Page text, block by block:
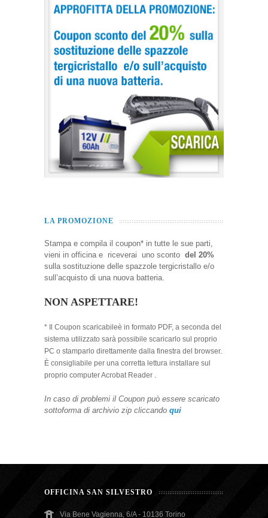
LA PROMOZIONE
Stampa e compila il coupon* in tutte le sue parti,
vieni in officina e riceverai uno sconto del 20%
sulla sostituzione delle spazzole tergicristallo e/o
sull’acquisto di una nuova batteria.
NON ASPETTARE!
* Il Coupon scaricabileè in formato PDF, a seconda del
sistema utilizzato sarà possibile scaricarlo sul proprio
PC o stamparlo direttamente dalla finestra del browser.
È consigliabile per una corretta lettura installare sul
proprio computer Acrobat Reader .
In caso di problemi il Coupon può essere scaricato
sottoforma di archivio zip cliccando qui
OFFICINA SAN SILVESTRO
Via Bene Vagienna, 6/A - 10136 Torino